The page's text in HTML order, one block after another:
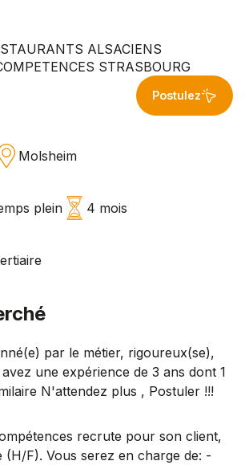
ALSACIENS
STRASBOURG
Postulez
Molsheim
plein 4 mois
par le métier, rigoureux(se),
une expérience de 3 ans dont 1
N'attendez plus , Postuler !!!
recrute pour son client,
(H/F). Vous serez en charge de: -